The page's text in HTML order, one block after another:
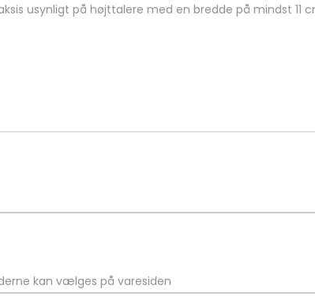
usynligt på højttalere med en bredde på mindst 11
kan vælges på varesiden